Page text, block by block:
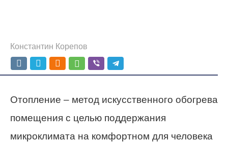
Константин Корепов
Отопление – метод искусственного обогрева
помещения с целью поддержания
микроклимата на комфортном для человека